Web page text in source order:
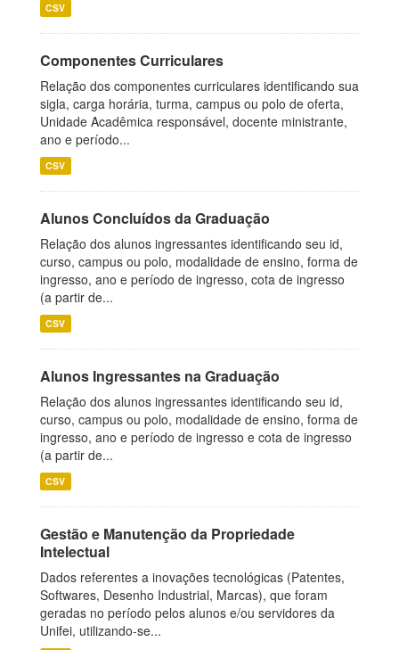
CSV
Componentes Curriculares
Relação dos componentes curriculares identificando sua
sigla, carga horária, turma, campus ou polo de oferta,
Unidade Acadêmica responsável, docente ministrante,
ano e período...
CSV
Alunos Concluídos da Graduação
Relação dos alunos ingressantes identificando seu id,
curso, campus ou polo, modalidade de ensino, forma de
ingresso, ano e período de ingresso, cota de ingresso
(a partir de...
CSV
Alunos Ingressantes na Graduação
Relação dos alunos ingressantes identificando seu id,
curso, campus ou polo, modalidade de ensino, forma de
ingresso, ano e período de ingresso e cota de ingresso
(a partir de...
CSV
Gestão e Manutenção da Propriedade
Intelectual
Dados referentes a inovações tecnológicas (Patentes,
Softwares, Desenho Industrial, Marcas), que foram
geradas no período pelos alunos e/ou servidores da
Unifei, utilizando-se...